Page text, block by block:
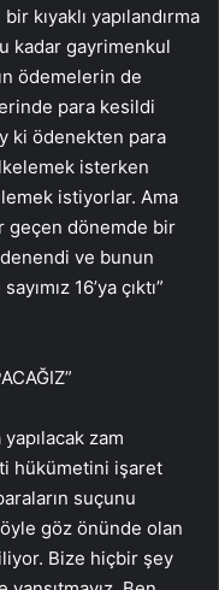
kıyaklı yapılandırma
kadar gayrimenkul
ödemelerin de
para kesildi
ki ödenekten para
isterken
istiyorlar. Ama
geçen dönemde bir
ve bunun
16’ya çıktı”
zam
hükümetini işaret
suçunu
göz önünde olan
Bize hiçbir şey